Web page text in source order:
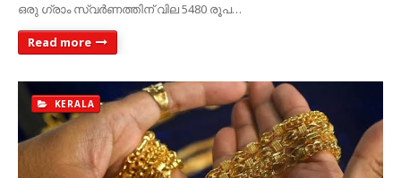
ഒരു ഗ്രാം സ്വർണത്തിന് വില 5480 രൂപ…
Read more
KERALA